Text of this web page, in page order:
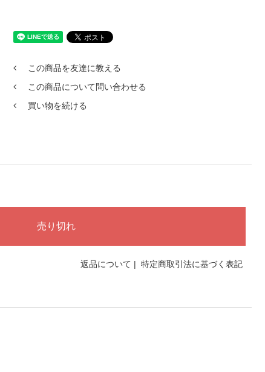
この商品を友達に教える
この商品について問い合わせる
買い物を続ける
返品について | 特定商取引法に基づく表記